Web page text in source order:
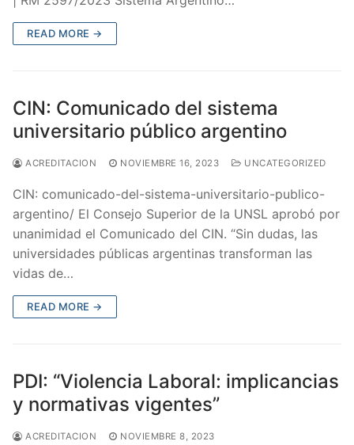
READ MORE →
CIN: Comunicado del sistema
universitario público argentino
ACREDITACION NOVIEMBRE 16, 2023 UNCATEGORIZED
CIN: comunicado-del-sistema-universitario-publico-
argentino/ El Consejo Superior de la UNSL aprobó por
unanimidad el Comunicado del CIN. “Sin dudas, las
universidades públicas argentinas transforman las
vidas de…
READ MORE →
PDI: “Violencia Laboral: implicancias
y normativas vigentes”
ACREDITACION
NOVIEMBRE 8, 2023